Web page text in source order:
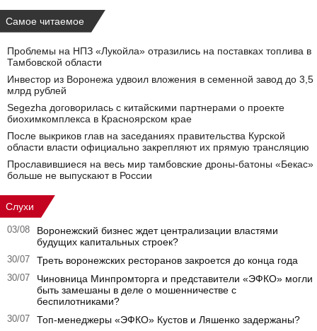
Самое читаемое
Проблемы на НПЗ «Лукойла» отразились на поставках топлива в
Тамбовской области
Инвестор из Воронежа удвоил вложения в семенной завод до 3,5
млрд рублей
Segezha договорилась с китайскими партнерами о проекте
биохимкомплекса в Красноярском крае
После выкриков глав на заседаниях правительства Курской
области власти официально закрепляют их прямую трансляцию
Прославившиеся на весь мир тамбовские дроны-батоны «Бекас»
больше не выпускают в России
Слухи
03/08
Воронежский бизнес ждет централизации властями
будущих капитальных строек?
30/07 Треть воронежских ресторанов закроется до конца года
30/07
Чиновница Минпромторга и представители «ЭФКО» могли
быть замешаны в деле о мошенничестве с
беспилотниками?
30/07 Топ-менеджеры «ЭФКО» Кустов и Ляшенко задержаны?